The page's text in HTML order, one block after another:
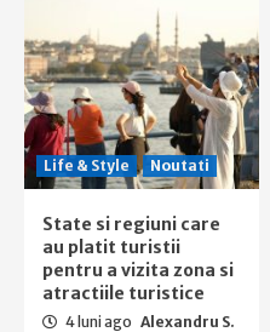
Life & Style Noutati
State si regiuni care
au platit turistii
pentru a vizita zona si
atractiile turistice
4 luni ago Alexandru S.